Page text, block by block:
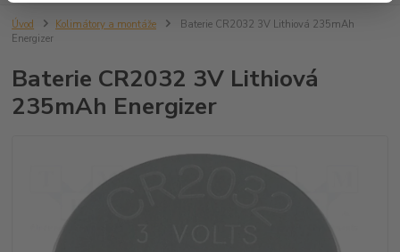
Úvod Kolimátory a montáže
Baterie CR2032 3V Lithiová 235mAh
Energizer
Baterie CR2032 3V Lithiová
235mAh Energizer